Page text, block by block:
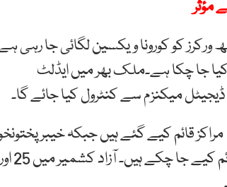
کو کورونا ویکسین لگائی جا رہی
کیا جا چکا ہے۔ملک بھر میں ایڈلٹ
میکنزم سے کنٹرول کیا جائے گا۔
ویکسینیشن کے پہلے مرحلے کے لیے پنجاب میں 189 اور سندھ میں 14 مراکز قائم کیے گئے ہیں جبکہ خیبر
میں 280، بلوچستان میں 44 اور اسلام آباد میں 14 ویکسینیشن سینٹر قائم کیے جا چکے ہیں۔ آزاد کشمیر میں 25 اور